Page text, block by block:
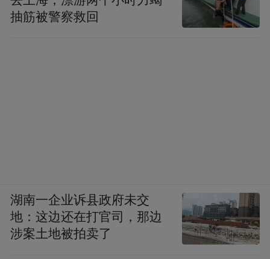
抽筋被警察救回
湖南一企业诉县政府未交
地：这边还在打官司，那边
涉案土地被拍卖了